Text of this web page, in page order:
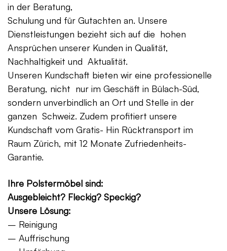
in der Beratung,
Schulung und für Gutachten an. Unsere
Dienstleistungen bezieht sich auf die hohen
Ansprüchen unserer Kunden in Qualität,
Nachhaltigkeit und Aktualität.
Unseren Kundschaft bieten wir eine professionelle
Beratung, nicht nur im Geschäft in Bülach-Süd,
sondern unverbindlich an Ort und Stelle in der
ganzen Schweiz. Zudem profitiert unsere
Kundschaft vom Gratis- Hin Rücktransport im
Raum Zürich, mit 12 Monate Zufriedenheits-
Garantie.
Ihre Polstermöbel sind:
Ausgebleicht? Fleckig? Speckig?
Unsere Lösung:
– Reinigung
– Auffrischung